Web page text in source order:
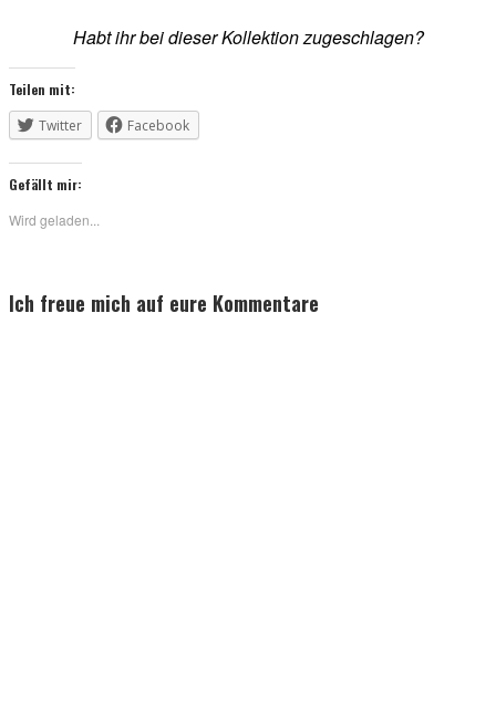
Habt ihr bei dieser Kollektion zugeschlagen?
Teilen mit:
Twitter
Facebook
Gefällt mir:
Wird geladen...
Reader
Interactions
Ich freue mich auf eure Kommentare